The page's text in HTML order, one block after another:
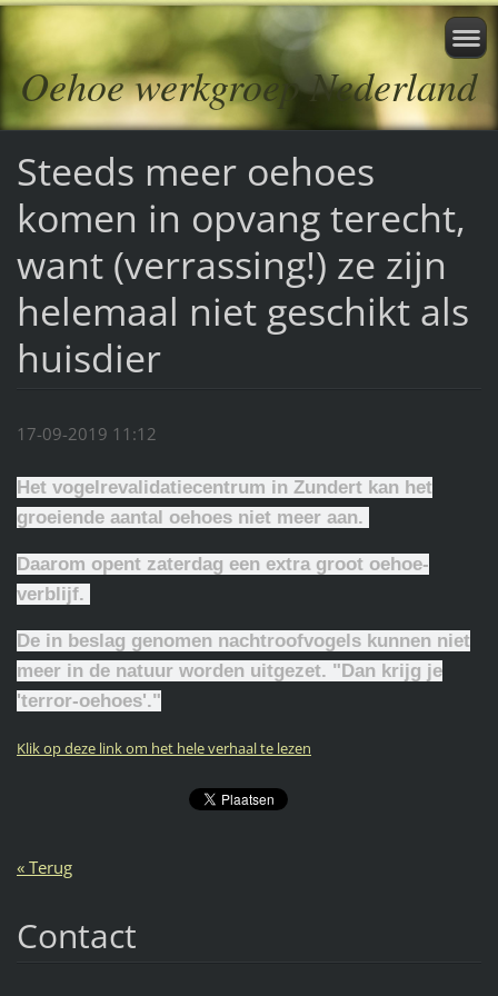
Oehoe werkgroep Nederland
Steeds meer oehoes
komen in opvang terecht,
want (verrassing!) ze zijn
helemaal niet geschikt als
huisdier
17-09-2019 11:12
Het vogelrevalidatiecentrum in Zundert kan het
groeiende aantal oehoes niet meer aan.
Daarom opent zaterdag een extra groot oehoe-
verblijf.
De in beslag genomen nachtroofvogels kunnen niet
meer in de natuur worden uitgezet. "Dan krijg je
'terror-oehoes'."
Klik op deze link om het hele verhaal te lezen
« Terug
Contact